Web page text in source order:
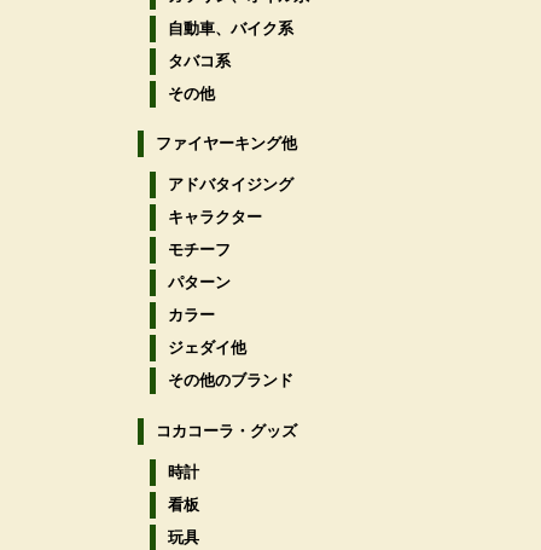
自動車、バイク系
タバコ系
その他
ファイヤーキング他
アドバタイジング
キャラクター
モチーフ
パターン
カラー
ジェダイ他
その他のブランド
コカコーラ・グッズ
時計
看板
玩具